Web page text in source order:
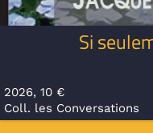
Si
2026, 10 €
Coll. les Conversations